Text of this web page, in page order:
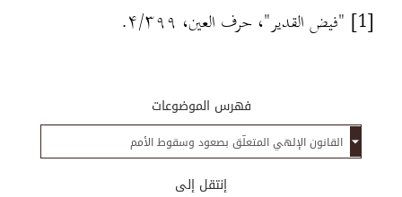
[1] "فيض القدير"، حرف العين، ۴/۳۹۹ .
فهرس الموضوعات
إنتقل إلى